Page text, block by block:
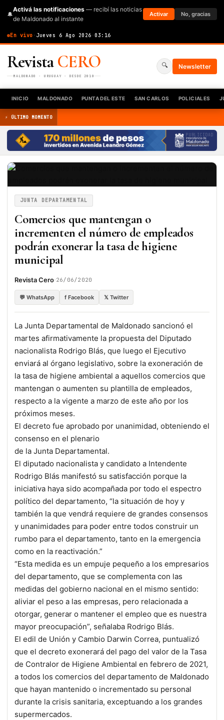
🔔
Activá las notificaciones — recibí las noticias
de Maldonado al instante
Activar No, gracias
En vivo · Jueves 6 Ago 2026 ·03:16
RevistaCERO
MALDONADO · URUGUAY · DESDE 2010
🔍 Newsletter
INICIO MALDONADO PUNTA DEL ESTE SAN CARLOS POLICIALES
⚡ ÚLTIMO MOMENTO
PUBLICIDAD
JUNTA DEPARTAMENTAL
Comercios que mantengan o
incrementen el número de empleados
podrán exonerar la tasa de higiene
municipal
Revista Cero·26/06/2020
💬 WhatsApp f Facebook 𝕏 Twitter
La Junta Departamental de Maldonado sancionó el
martes afirmativamente la propuesta del Diputado
nacionalista Rodrigo Blás, que luego el Ejecutivo
enviará al órgano legislativo, sobre la exoneración de
la tasa de higiene ambiental a aquellos comercios que
mantengan o aumenten su plantilla de empleados,
respecto a la vigente a marzo de este año por los
próximos meses.
El decreto fue aprobado por unanimidad, obteniendo el
consenso en el plenario
de la Junta Departamental.
El diputado nacionalista y candidato a Intendente
Rodrigo Blás manifestó su satisfacción porque la
iniciativa haya sido acompañada por todo el espectro
político del departamento, “la situación de hoy y
también la que vendrá requiere de grandes consensos
y unanimidades para poder entre todos construir un
rumbo para el departamento, tanto en la emergencia
como en la reactivación.”
“Esta medida es un empuje pequeño a los empresarios
del departamento, que se complementa con las
medidas del gobierno nacional en el mismo sentido:
aliviar el peso a las empresas, pero relacionada a
otorgar, generar o mantener el empleo que es nuestra
mayor preocupación”, señalaba Rodrigo Blás.
El edil de Unión y Cambio Darwin Correa, puntualizó
que el decreto exonerará del pago del valor de la Tasa
de Contralor de Higiene Ambiental en febrero de 2021,
a todos los comercios del departamento de Maldonado
que hayan mantenido o incrementado su personal
durante la crisis sanitaria, exceptuando a los grandes
supermercados.